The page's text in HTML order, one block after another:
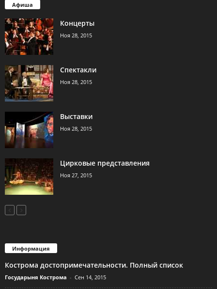
Афиша
Концерты
Ноя 28, 2015
Спектакли
Ноя 28, 2015
Выставки
Ноя 28, 2015
Цирковые представления
Ноя 27, 2015
Информация
Кострома достопримечательности. Полный список
Государыня Кострома - Сен 14, 2015